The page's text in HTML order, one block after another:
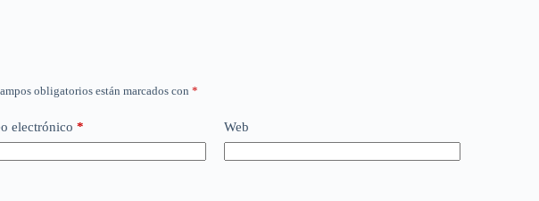
obligatorios están marcados con *
electrónico * Web